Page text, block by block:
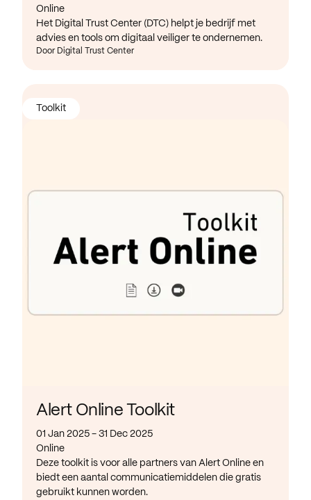
Online
Het Digital Trust Center (DTC) helpt je bedrijf met
advies en tools om digitaal veiliger te ondernemen.
Door Digital Trust Center
Alert Online Toolkit
01 Jan 2025 - 31 Dec 2025
Online
Deze toolkit is voor alle partners van Alert Online en
biedt een aantal communicatiemiddelen die gratis
gebruikt kunnen worden.
Toolkit